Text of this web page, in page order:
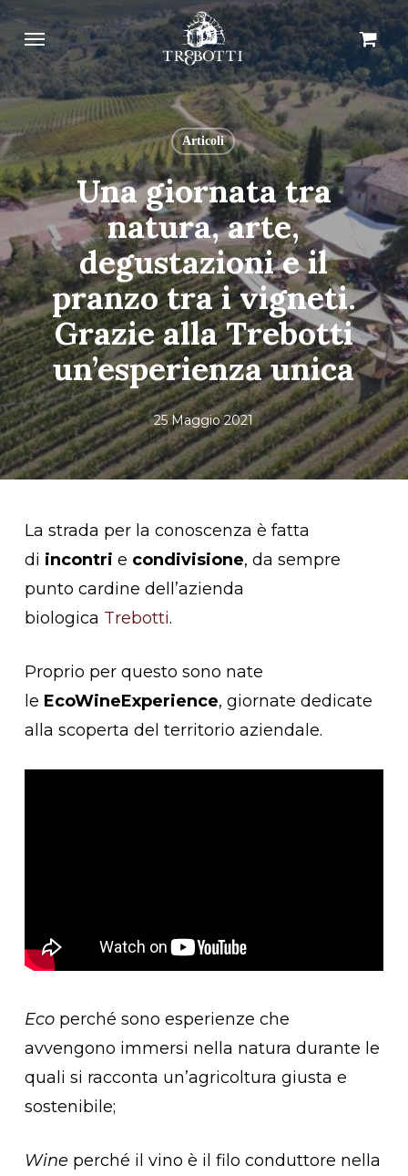
Skip
to
main
content
Menu
Carrello Chiudi
carrello
Articoli
Una giornata tra
natura, arte,
degustazioni e il
pranzo tra i vigneti.
Grazie alla Trebotti
un’esperienza unica
25 Maggio 2021
La strada per la conoscenza è fatta
di incontri e condivisione, da sempre
punto cardine dell’azienda
biologica Trebotti.
Proprio per questo sono nate
le EcoWineExperience, giornate dedicate
alla scoperta del territorio aziendale.
Ecoperché sono esperienze che
avvengono immersi nella natura durante le
quali si racconta un’agricoltura giusta e
sostenibile;
Wine perché il vino è il filo conduttore nella